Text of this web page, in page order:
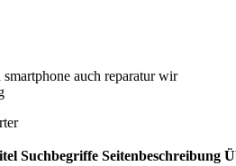
smartphone auch reparatur wir
Suchbegriffe Seitenbeschreibung